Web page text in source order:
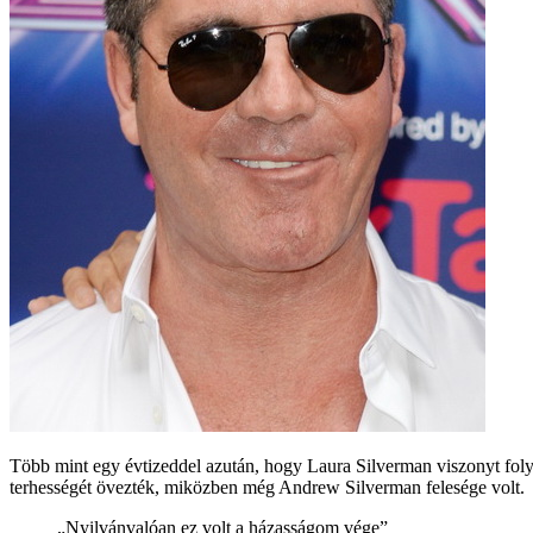
Több mint egy évtizeddel azután, hogy Laura Silverman viszonyt
terhességét övezték, miközben még Andrew Silverman felesége volt.
„Nyilvánvalóan ez volt a házasságom vége”